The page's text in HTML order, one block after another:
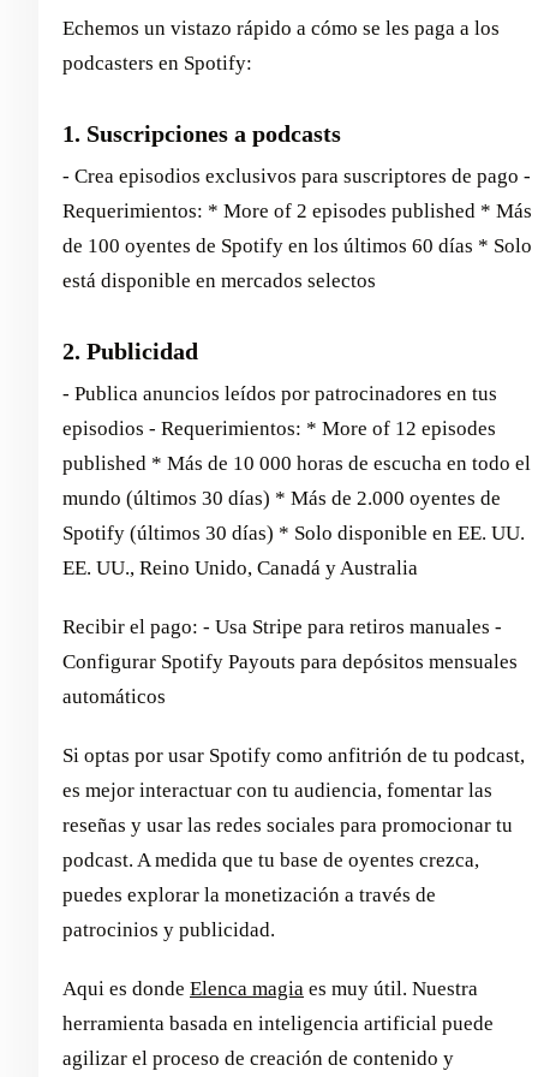
Echemos un vistazo rápido a cómo se les paga a los
podcasters en Spotify:
1. Suscripciones a podcasts
- Crea episodios exclusivos para suscriptores de pago -
Requerimientos: * More of 2 episodes published * Más
de 100 oyentes de Spotify en los últimos 60 días * Solo
está disponible en mercados selectos
2. Publicidad
- Publica anuncios leídos por patrocinadores en tus
episodios - Requerimientos: * More of 12 episodes
published * Más de 10 000 horas de escucha en todo el
mundo (últimos 30 días) * Más de 2.000 oyentes de
Spotify (últimos 30 días) * Solo disponible en EE. UU.
EE. UU., Reino Unido, Canadá y Australia
Recibir el pago: - Usa Stripe para retiros manuales -
Configurar Spotify Payouts para depósitos mensuales
automáticos
Si optas por usar Spotify como anfitrión de tu podcast,
es mejor interactuar con tu audiencia, fomentar las
reseñas y usar las redes sociales para promocionar tu
podcast. A medida que tu base de oyentes crezca,
puedes explorar la monetización a través de
patrocinios y publicidad.
Aqui es donde Elenca magia es muy útil. Nuestra
herramienta basada en inteligencia artificial puede
agilizar el proceso de creación de contenido y